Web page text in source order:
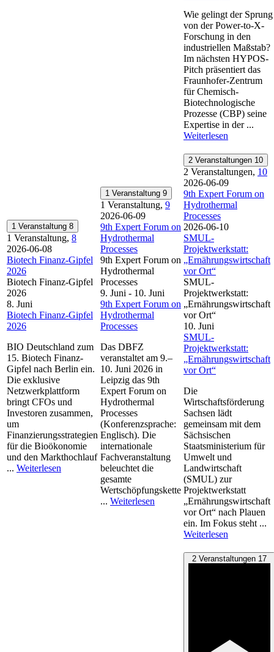
Wie gelingt der Sprung
von der Power-to-X-
Forschung in den
industriellen Maßstab?
Im nächsten HYPOS-
Pitch präsentiert das
Fraunhofer-Zentrum
für Chemisch-
Biotechnologische
Prozesse (CBP) seine
Expertise in der ...
Weiterlesen
1 Veranstaltung 8
1 Veranstaltung, 8
2026-06-08
Biotech Finanz-Gipfel
2026
Biotech Finanz-Gipfel
2026
8. Juni
Biotech Finanz-Gipfel
2026
BIO Deutschland zum
15. Biotech Finanz-
Gipfel nach Berlin ein.
Die exklusive
Netzwerkplattform
bringt CFOs und
Investoren zusammen,
um
Finanzierungsstrategien
für die Bioökonomie
und den Markthochlauf
... Weiterlesen
1 Veranstaltung 9
1 Veranstaltung, 9
2026-06-09
9th Expert Forum on
Hydrothermal
Processes
9th Expert Forum on
Hydrothermal
Processes
9. Juni - 10. Juni
9th Expert Forum on
Hydrothermal
Processes
Das DBFZ
veranstaltet am 9.–
10. Juni 2026 in
Leipzig das 9th
Expert Forum on
Hydrothermal
Processes
(Konferenzsprache:
Englisch). Die
internationale
Fachveranstaltung
beleuchtet die
gesamte
Wertschöpfungskette
... Weiterlesen
2 Veranstaltungen 10
2 Veranstaltungen, 10
2026-06-09
9th Expert Forum on
Hydrothermal
Processes
2026-06-10
SMUL-
Projektwerkstatt:
„Ernährungswirtschaft
vor Ort“
SMUL-
Projektwerkstatt:
„Ernährungswirtschaft
vor Ort“
10. Juni
SMUL-
Projektwerkstatt:
„Ernährungswirtschaft
vor Ort“
Die
Wirtschaftsförderung
Sachsen lädt
gemeinsam mit dem
Sächsischen
Staatsministerium für
Umwelt und
Landwirtschaft
(SMUL) zur
Projektwerkstatt
„Ernährungswirtschaft
vor Ort“ nach Plauen
ein. Im Fokus steht ...
Weiterlesen
2 Veranstaltungen 17